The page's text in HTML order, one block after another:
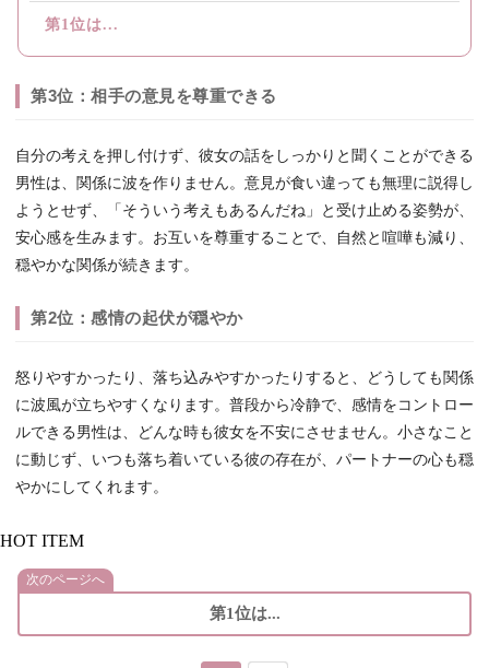
第1位は...
第3位：相手の意見を尊重できる
自分の考えを押し付けず、彼女の話をしっかりと聞くことができる
男性は、関係に波を作りません。意見が食い違っても無理に説得し
ようとせず、「そういう考えもあるんだね」と受け止める姿勢が、
安心感を生みます。お互いを尊重することで、自然と喧嘩も減り、
穏やかな関係が続きます。
第2位：感情の起伏が穏やか
怒りやすかったり、落ち込みやすかったりすると、どうしても関係
に波風が立ちやすくなります。普段から冷静で、感情をコントロー
ルできる男性は、どんな時も彼女を不安にさせません。小さなこと
に動じず、いつも落ち着いている彼の存在が、パートナーの心も穏
やかにしてくれます。
HOT ITEM
次のページへ
第1位は...